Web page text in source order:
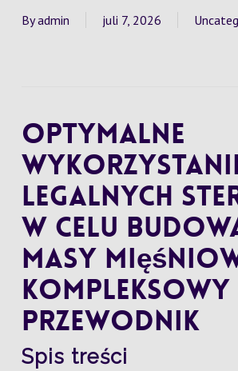
By admin juli 7, 2026
Optymalne
legalnych
w celu
masy
kompleksowy
przewodnik
Spis treści